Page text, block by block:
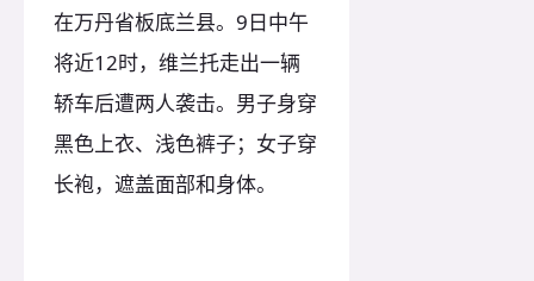
在万丹省板底兰县。9日中午
将近12时，维兰托走出一辆
轿车后遭两人袭击。男子身穿
黑色上衣、浅色裤子；女子穿
长袍，遮盖面部和身体。